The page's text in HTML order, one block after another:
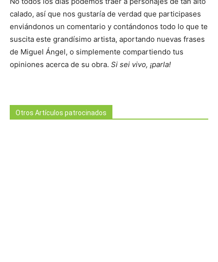
calado, así que nos gustaría de verdad que participases
enviándonos un comentario y contándonos todo lo que te
suscita este grandísimo artista, aportando nuevas frases
de Miguel Ángel, o simplemente compartiendo tus
opiniones acerca de su obra. Si sei vivo, ¡parla!
Otros Artículos patrocinados